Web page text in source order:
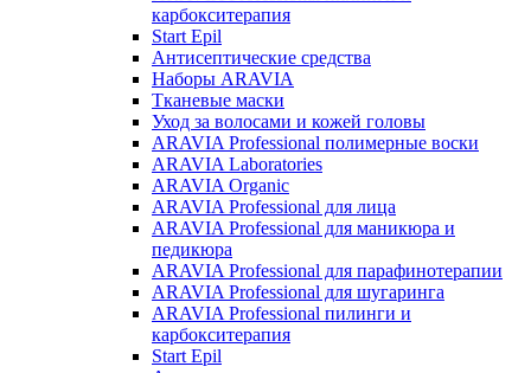
карбокситерапия
Start Epil
Антисептические средства
Наборы ARAVIA
Тканевые маски
Уход за волосами и кожей головы
ARAVIA Professional полимерные воски
ARAVIA Laboratories
ARAVIA Organic
ARAVIA Professional для лица
ARAVIA Professional для маникюра и
педикюра
ARAVIA Professional для парафинотерапии
ARAVIA Professional для шугаринга
ARAVIA Professional пилинги и
карбокситерапия
Start Epil